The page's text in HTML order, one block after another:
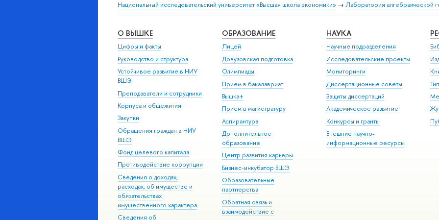
Национальный исследовательский университет «Высшая школа экономики» → Лаборатория алгебраической
О ВЫШКЕ
Цифры и факты
Руководство и структура
Устойчивое развитие в НИУ
ВШЭ
Преподаватели и сотрудники
Корпуса и общежития
Закупки
Обращения граждан в НИУ
ВШЭ
Фонд целевого капитала
Противодействие коррупции
Сведения о доходах,
расходах, об имуществе и
обязательствах
имущественного характера
Сведения об
ОБРАЗОВАНИЕ
Лицей
Довузовская подготовка
Олимпиады
Прием в бакалавриат
Вышка+
Прием в магистратуру
Аспирантура
Дополнительное
образование
Центр развития карьеры
Бизнес-инкубатор ВШЭ
Образовательные
партнерства
Обратная связь и
взаимодействие с
НАУКА
Научные подразделения
Исследовательские проекты
Мониторинги
Диссертационные советы
Защиты диссертаций
Академическое развитие
Конкурсы и гранты
Внешние научно-
информационные ресурсы